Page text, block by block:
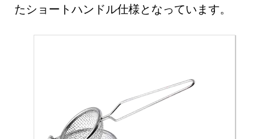
たショートハンドル仕様となっています。